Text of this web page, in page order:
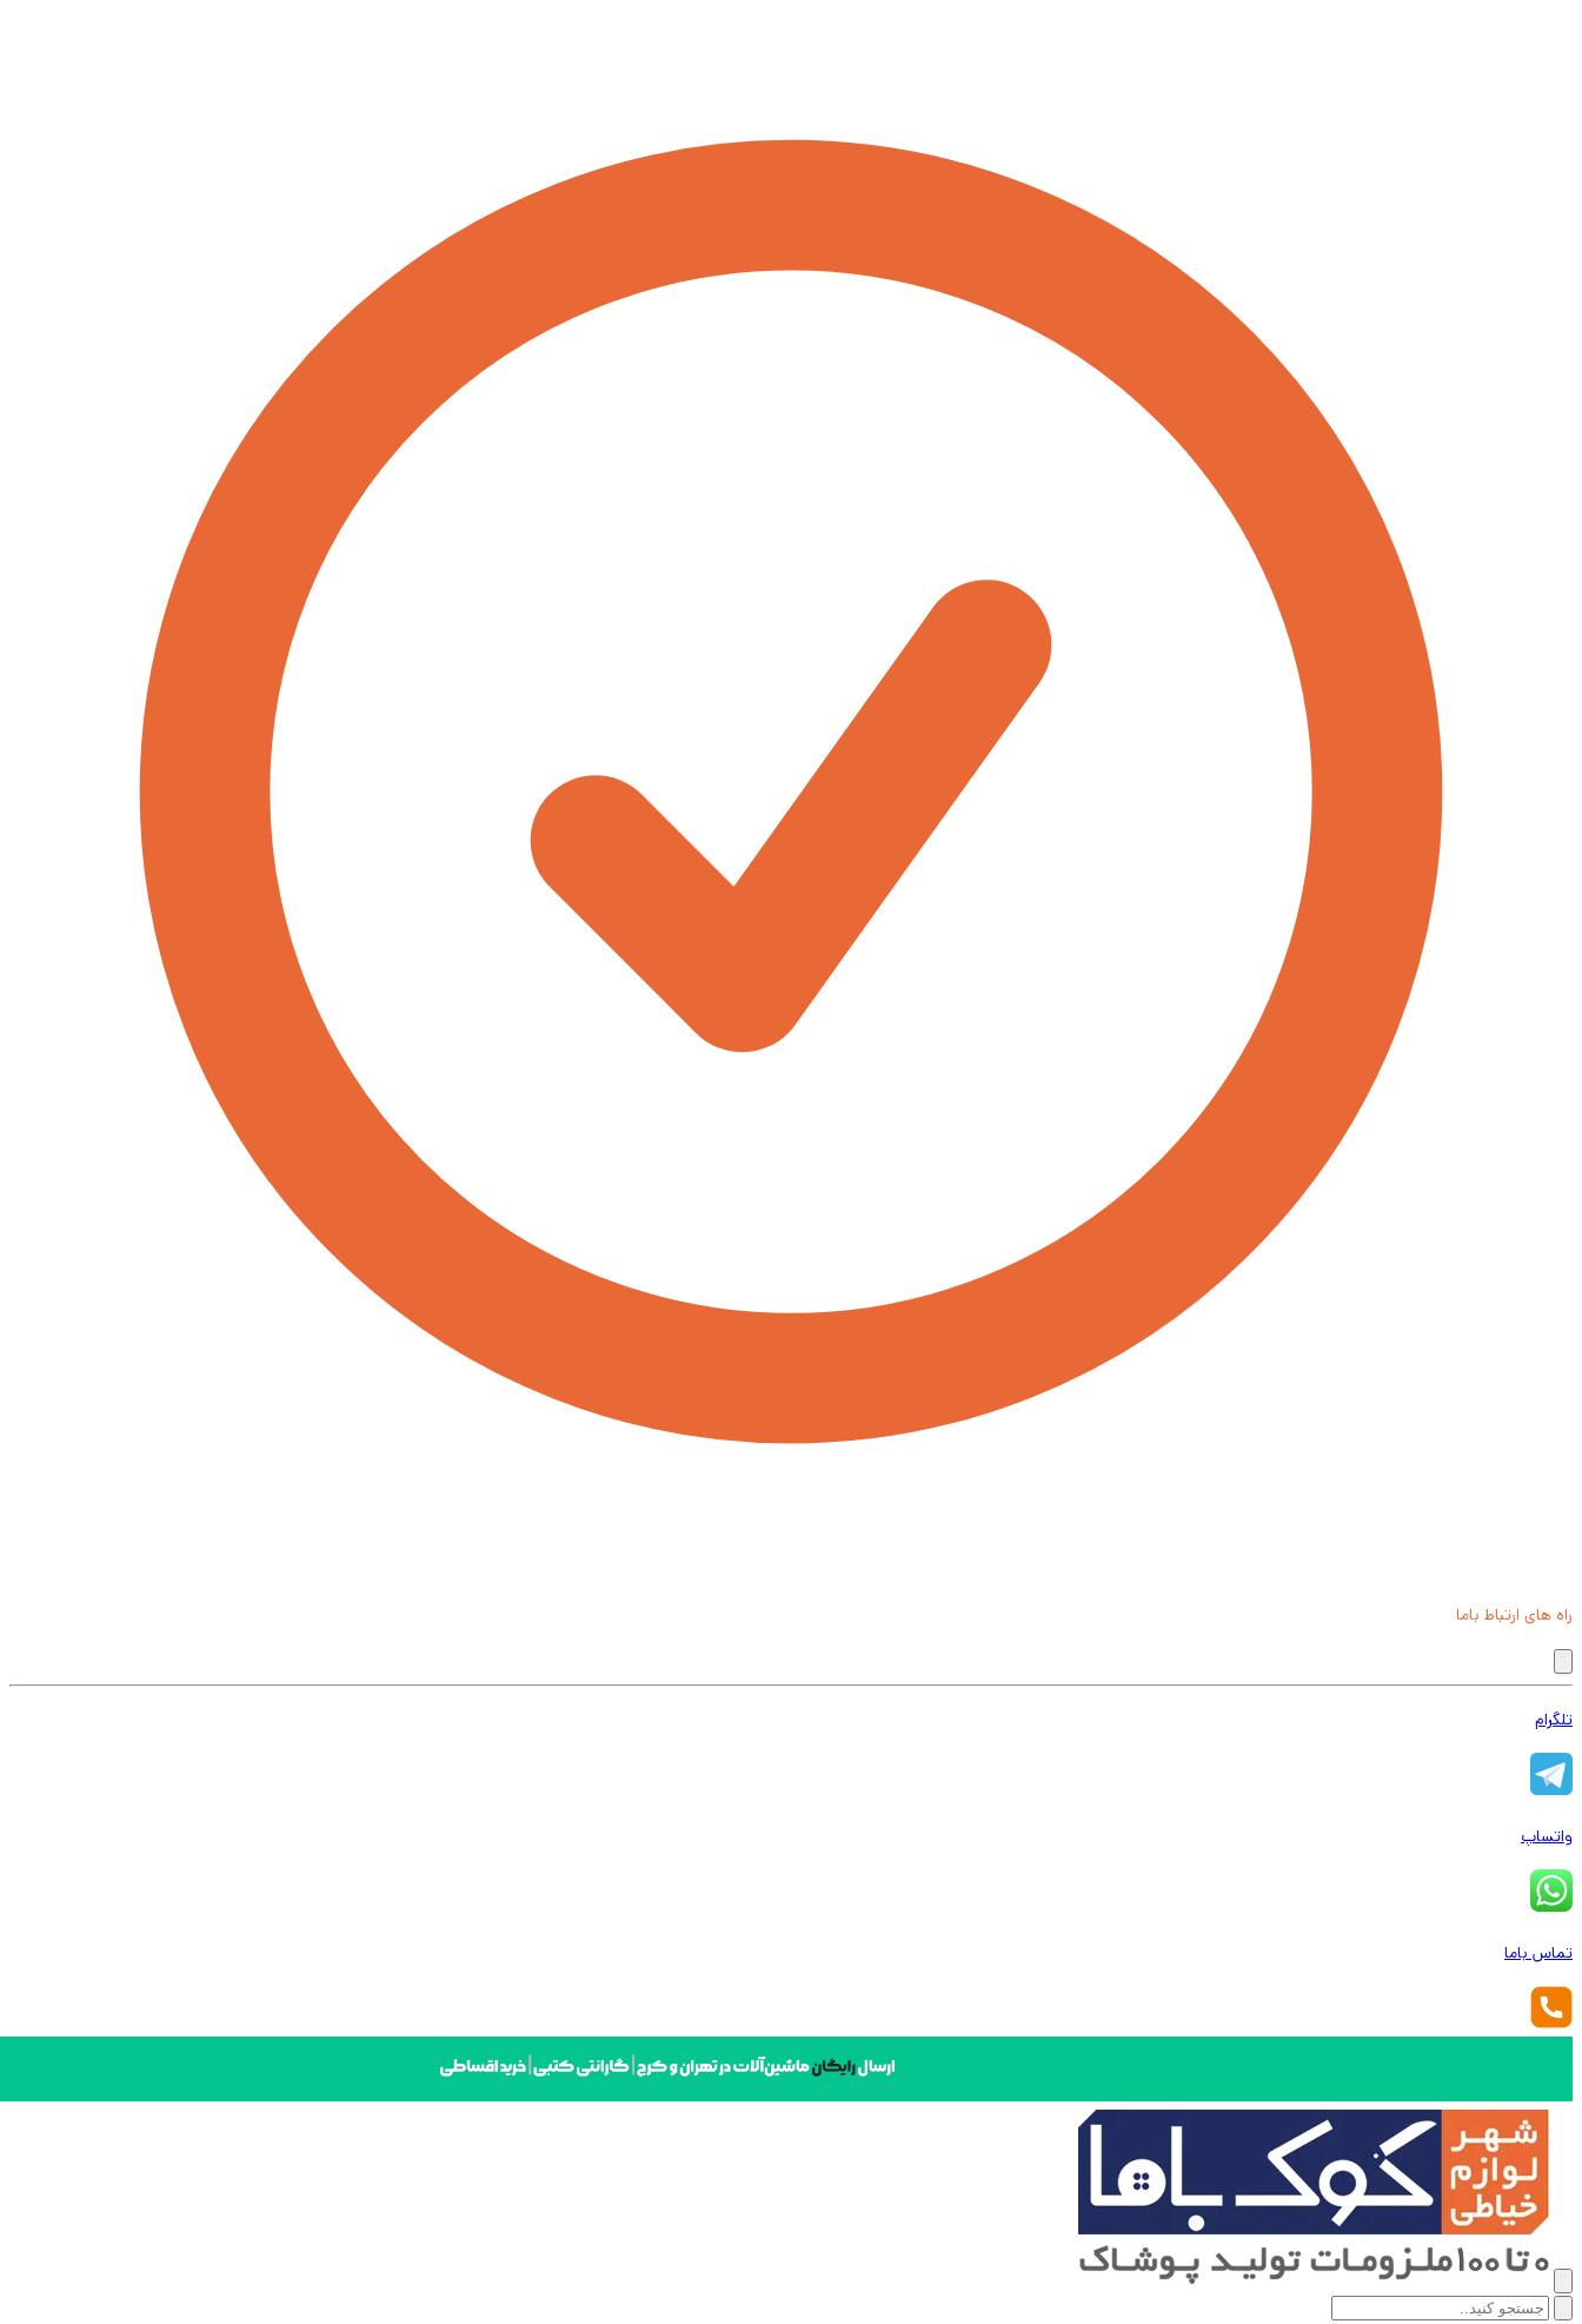
راه های ارتباط باما
تلگرام
واتساپ
تماس باما